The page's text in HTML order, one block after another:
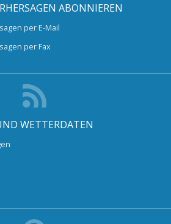
ABONNIEREN
per E-Mail
per Fax
WETTERDATEN